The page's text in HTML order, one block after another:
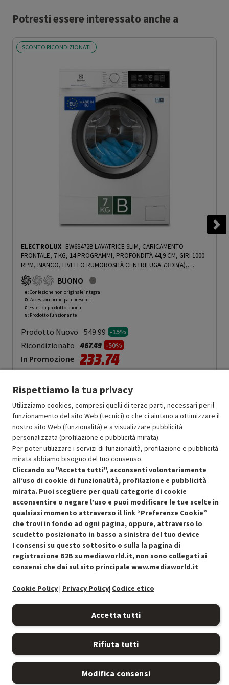
Potresti essere interessato anche a
SCONTO RICONDIZIONATI
ELECTROLUX EW6S472B LAVATRICE SLIM, CARICAMENTO
FRONTALE, 7 KG, 14 PROGRAMMI, PROFONDITÀ 44,9 CM, GIRI 1000
RPM, BIANCO, LIVELLO RUMOROSITÀ CENTRIFUGA 73 DB(A),
CLASSE B - PRMG GRADING ROCN - 15%
15%
BUONO
R: Confezione non originale integra
O: Accessori principali presenti
C: Estetica prodotto buona
N: Prodotto funzionante
Prodotto Nuovo 549.99 -15%
Ricondizionato Prezzo ridotto da
467.49a-50%
In Promozione 233.74
Aggiungi al carrello
SCONTO RICONDIZIONATI
Approfitta dello sconto del 50% sul prodotto ricondizionato.
Condizioni generali di vendita
Cookie Policy
Preferenze cookie
Recedere dal contratto qui
Rispettiamo la tua privacy
Utilizziamo cookies, compresi quelli di terze parti, necessari per il
funzionamento del sito Web (tecnici) o che ci aiutano a ottimizzare il
nostro sito Web (funzionalità) e a visualizzare pubblicità
personalizzata (profilazione e pubblicità mirata).
Per poter utilizzare i servizi di funzionalità, profilazione e pubblicità
mirata abbiamo bisogno del tuo consenso.
Cliccando su "Accetta tutti", acconsenti volontariamente
all’uso di cookie di funzionalità, profilazione e pubblicità
mirata. Puoi scegliere per quali categorie di cookie
acconsentire o negare l’uso e puoi modificare le tue scelte in
qualsiasi momento attraverso il link “Preferenze Cookie”
che trovi in fondo ad ogni pagina, oppure, attraverso lo
scudetto posizionato in basso a sinistra del tuo device
I consensi su questo sottosito o sulla la pagina di
registrazione B2B su mediaworld.it, non sono collegati ai
consensi che dai sul sito principale www.mediaworld.it
Cookie Policy| Privacy Policy| Codice etico
Accetta tutti
Rifiuta tutti
Modifica consensi